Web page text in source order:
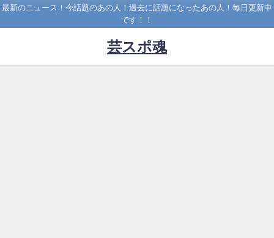
最新のニュース！今話題のあの人！過去に話題になったあの人！毎日更新中
です！！
芸スポ魂